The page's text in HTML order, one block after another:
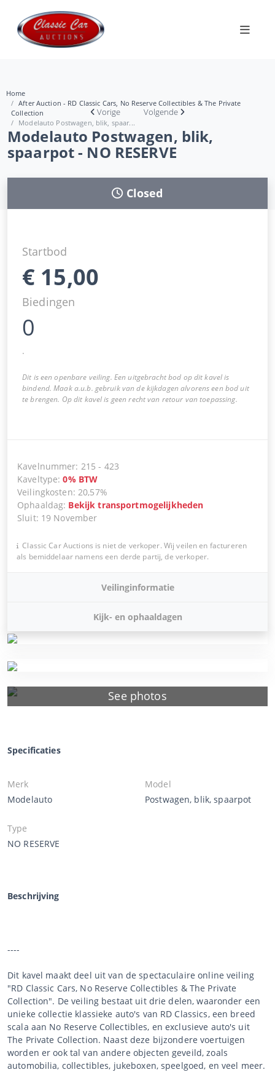
Home
After Auction - RD Classic Cars, No Reserve Collectibles & The Private
Collection
Modelauto Postwagen, blik, spaar...
Vorige Volgende
Modelauto Postwagen, blik,
spaarpot - NO RESERVE
See photos
Closed
Startbod
€ 15,00
Biedingen
0
.
Dit is een openbare veiling. Een uitgebracht bod op dit kavel is
bindend. Maak a.u.b. gebruik van de kijkdagen alvorens een bod uit
te brengen. Op dit kavel is geen recht van retour van toepassing.
Kavelnummer: 215 - 423
Kaveltype:0% BTW
Veilingkosten:20,57%
Ophaaldag: Bekijk transportmogelijkheden
Sluit: 19 November
Classic Car Auctions is niet de verkoper. Wij veilen en factureren
als bemiddelaar namens een derde partij, de verkoper.
Veilinginformatie
Kijk- en ophaaldagen
Specificaties
Merk
Modelauto
Model
Postwagen, blik, spaarpot
Type
NO RESERVE
Beschrijving
----
Dit kavel maakt deel uit van de spectaculaire online veiling
"RD Classic Cars, No Reserve Collectibles & The Private
Collection". De veiling bestaat uit drie delen, waaronder een
unieke collectie klassieke auto's van RD Classics, een breed
scala aan No Reserve Collectibles, en exclusieve auto's uit
The Private Collection. Naast deze bijzondere voertuigen
worden er ook tal van andere objecten geveild, zoals
automobilia, collectibles, jukeboxen, speelgoed, en veel meer.